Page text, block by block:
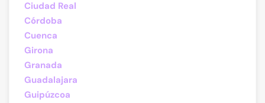
Ciudad Real
Córdoba
Cuenca
Girona
Granada
Guadalajara
Guipúzcoa